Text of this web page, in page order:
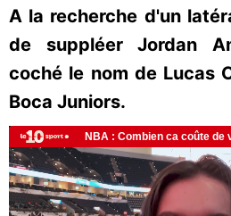
A la recherche d'un
de suppléer Jordan
coché le nom de Lucas
Boca Juniors.